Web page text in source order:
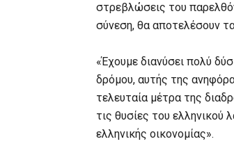
στρεβλώσεις του
σύνεση, θα αποτελέσουν
«Έχουμε διανύσει πολύ
δρόμου, αυτής της
τελευταία μέτρα της
τις θυσίες του ελληνικού
ελληνικής οικονομίας».